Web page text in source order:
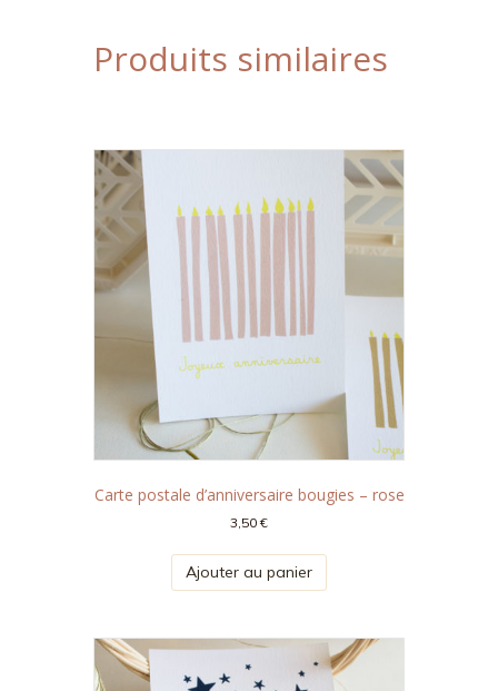
Produits similaires
Carte postale d’anniversaire bougies – rose
3,50€
Ajouter au panier